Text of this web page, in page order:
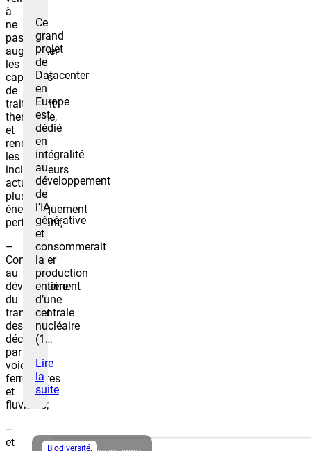
à
ne
pas
augmenter
les
capacités
de
traitement
thermique,
et
rendre
les
incinérateurs
actuels
plus
énergétiquement
performant;
–
Contribuer
au
développement
du
transport
des
déchets
par
voies
ferroviaires
et
fluviales;
–
et
Ce
grand
projet
de
Datacenter
en
Europe
est
dédié
en
intégralité
au
développement
de
l’IA
générative
et
consommerait
la
production
entière
d’une
centrale
nucléaire
(1…
Lire
la
suite
Biodiversité,